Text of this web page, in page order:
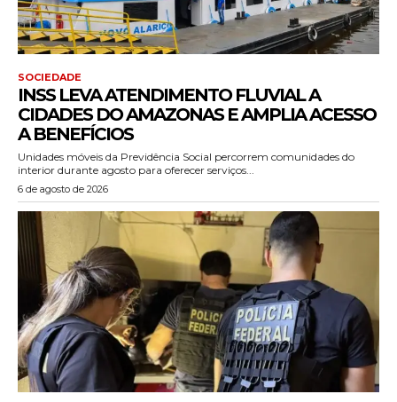
SOCIEDADE
INSS LEVA ATENDIMENTO FLUVIAL A
CIDADES DO AMAZONAS E AMPLIA ACESSO
A BENEFÍCIOS
Unidades móveis da Previdência Social percorrem comunidades do
interior durante agosto para oferecer serviços...
6 de agosto de 2026